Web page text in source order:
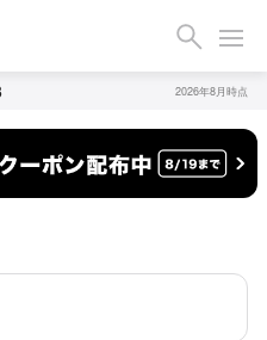
2026年8月時点